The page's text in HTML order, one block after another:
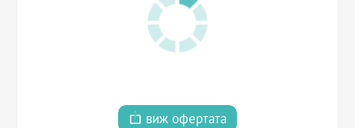
виж офертата